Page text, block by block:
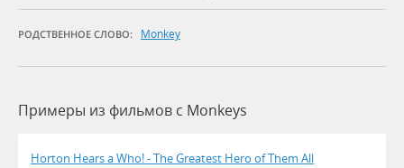
РОДСТВЕННОЕ СЛОВО: Monkey
Примеры из фильмов c Monkeys
Horton Hears a Who! - The Greatest Hero of Them All